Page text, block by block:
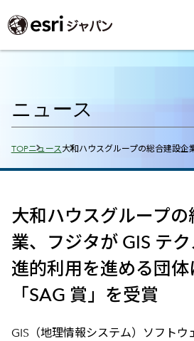
ニュース
Breadcrumbs
TOPニュース大和ハウスグループの総合建設企
大和ハウスグループ
業、フジタが GIS テ
進的利用を進める団体
「SAG 賞」を受賞
GIS（地理情報システム）ソフトウ